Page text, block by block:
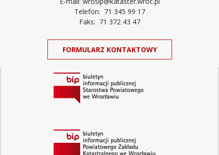
Telefon: 71 345 99 17
Faks: 71 372 43 47
FORMULARZ KONTAKTOWY